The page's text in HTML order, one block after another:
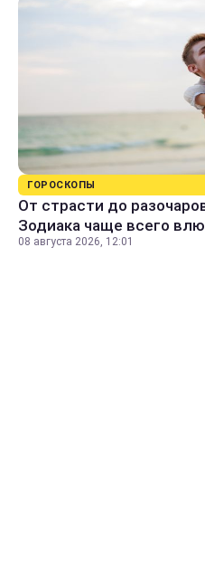
ГОРОСКОПЫ
От страсти до
Зодиака чаще всего
08 августа 2026, 12:01